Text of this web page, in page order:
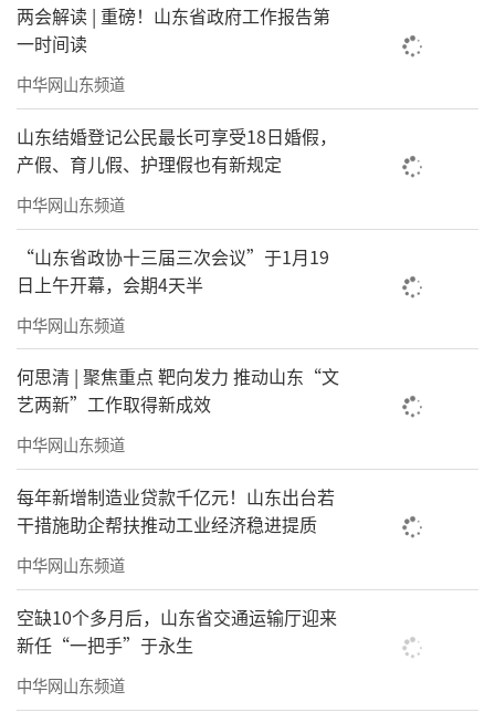
两会解读 | 重磅！山东省政府工作报告第
一时间读
中华网山东频道
山东结婚登记公民最长可享受18日婚假，
产假、育儿假、护理假也有新规定
中华网山东频道
“山东省政协十三届三次会议”于1月19
日上午开幕，会期4天半
中华网山东频道
何思清 | 聚焦重点 靶向发力 推动山东“文
艺两新”工作取得新成效
中华网山东频道
每年新增制造业贷款千亿元！山东出台若
干措施助企帮扶推动工业经济稳进提质
中华网山东频道
空缺10个多月后，山东省交通运输厅迎来
新任“一把手”于永生
中华网山东频道